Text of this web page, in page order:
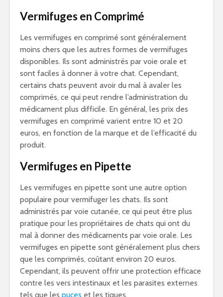
Vermifuges en Comprimé
Les vermifuges en comprimé sont généralement
moins chers que les autres formes de vermifuges
disponibles. Ils sont administrés par voie orale et
sont faciles à donner à votre chat. Cependant,
certains chats peuvent avoir du mal à avaler les
comprimés, ce qui peut rendre l’administration du
médicament plus difficile. En général, les prix des
vermifuges en comprimé varient entre 10 et 20
euros, en fonction de la marque et de l’efficacité du
produit.
Vermifuges en Pipette
Les vermifuges en pipette sont une autre option
populaire pour vermifuger les chats. Ils sont
administrés par voie cutanée, ce qui peut être plus
pratique pour les propriétaires de chats qui ont du
mal à donner des médicaments par voie orale. Les
vermifuges en pipette sont généralement plus chers
que les comprimés, coûtant environ 20 euros.
Cependant, ils peuvent offrir une protection efficace
contre les vers intestinaux et les parasites externes
tels que les puces et les tiques.